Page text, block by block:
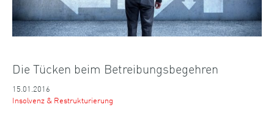
Die Tücken beim Betreibungsbegehren
15.01.2016
Insolvenz & Restrukturierung